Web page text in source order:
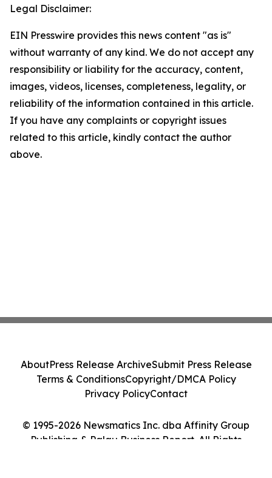
Legal Disclaimer:
EIN Presswire provides this news content "as is"
without warranty of any kind. We do not accept any
responsibility or liability for the accuracy, content,
images, videos, licenses, completeness, legality, or
reliability of the information contained in this article.
If you have any complaints or copyright issues
related to this article, kindly contact the author
above.
© 1995-2026 Newsmatics Inc. dba Affinity Group
Publishing & Palau Business Report. All Rights
AboutPress Release ArchiveSubmit Press Release
Terms & ConditionsCopyright/DMCA Policy
Privacy PolicyContact